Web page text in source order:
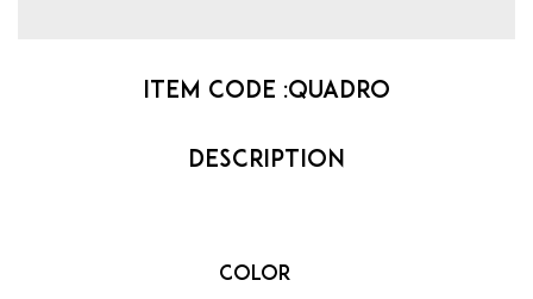
Item code :Quadro
Color